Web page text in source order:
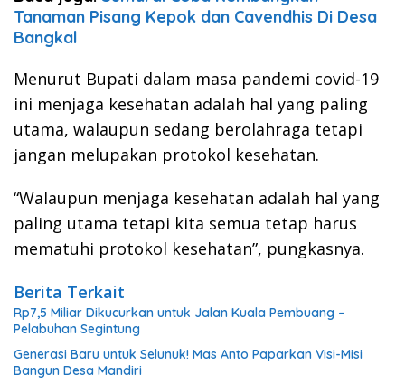
Tanaman Pisang Kepok dan Cavendhis Di Desa
Bangkal
Menurut Bupati dalam masa pandemi covid-19
ini menjaga kesehatan adalah hal yang paling
utama, walaupun sedang berolahraga tetapi
jangan melupakan protokol kesehatan.
“Walaupun menjaga kesehatan adalah hal yang
paling utama tetapi kita semua tetap harus
mematuhi protokol kesehatan”, pungkasnya.
Berita Terkait
Rp7,5 Miliar Dikucurkan untuk Jalan Kuala Pembuang –
Pelabuhan Segintung
Generasi Baru untuk Selunuk! Mas Anto Paparkan Visi-Misi
Bangun Desa Mandiri